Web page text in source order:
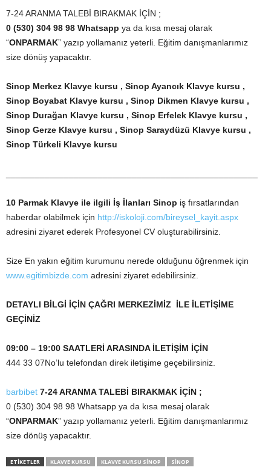
7-24 ARANMA TALEBİ BIRAKMAK İÇİN ;
0 (530) 304 98 98 Whatsapp ya da kısa mesaj olarak
“ONPARMAK” yazıp yollamanız yeterli. Eğitim danışmanlarımız
size dönüş yapacaktır.
Sinop Merkez Klavye kursu , Sinop Ayancık Klavye kursu ,
Sinop Boyabat Klavye kursu , Sinop Dikmen Klavye kursu ,
Sinop Durağan Klavye kursu , Sinop Erfelek Klavye kursu ,
Sinop Gerze Klavye kursu , Sinop Saraydüzü Klavye kursu ,
Sinop Türkeli Klavye kursu
10 Parmak Klavye ile ilgili İş İlanları Sinop iş fırsatlarından
haberdar olabilmek için http://iskoloji.com/bireysel_kayit.aspx
adresini ziyaret ederek Profesyonel CV oluşturabilirsiniz.
Size En yakın eğitim kurumunu nerede olduğunu öğrenmek için
www.egitimbizde.com adresini ziyaret edebilirsiniz.
DETAYLI BİLGİ İÇİN ÇAĞRI MERKEZİMİZ İLE İLETİŞİME
GEÇİNİZ
09:00 – 19:00 SAATLERİ ARASINDA İLETİŞİM İÇİN
444 33 07No’lu telefondan direk iletişime geçebilirsiniz.
barbibet 7-24 ARANMA TALEBİ BIRAKMAK İÇİN ;
0 (530) 304 98 98 Whatsapp ya da kısa mesaj olarak
“ONPARMAK” yazıp yollamanız yeterli. Eğitim danışmanlarımız
size dönüş yapacaktır.
ETİKETLER KLAVYE KURSU KLAVYE KURSU SINOP SINOP